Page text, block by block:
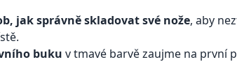
jak správně skladovat své nože, aby
buku v tmavé barvě zaujme na první